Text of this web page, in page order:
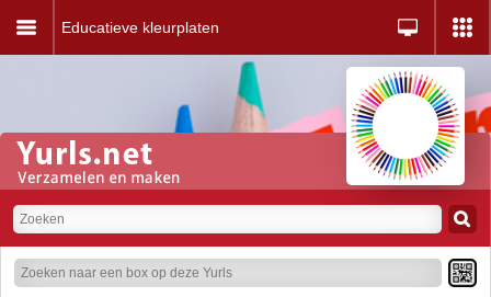
Educatieve kleurplaten